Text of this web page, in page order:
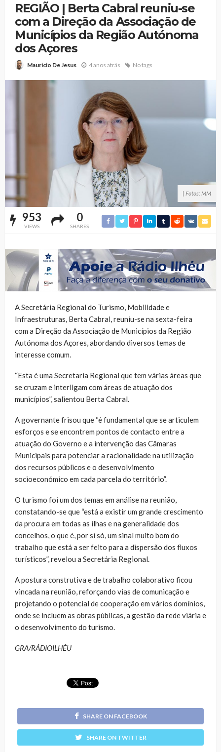
REGIÃO | Berta Cabral reuniu-se
com a Direção da Associação de
Municípios da Região Autónoma
dos Açores
Mauricio De Jesus 4 anos atrás No tags
| Fotos: MM
953
VIEWS
0
SHARES
A Secretária Regional do Turismo, Mobilidade e
Infraestruturas, Berta Cabral, reuniu-se na sexta-feira
com a Direção da Associação de Municípios da Região
Autónoma dos Açores, abordando diversos temas de
interesse comum.
“Esta é uma Secretaria Regional que tem várias áreas que
se cruzam e interligam com áreas de atuação dos
municípios”, salientou Berta Cabral.
A governante frisou que “é fundamental que se articulem
esforços e se encontrem pontos de contacto entre a
atuação do Governo e a intervenção das Câmaras
Municipais para potenciar a racionalidade na utilização
dos recursos públicos e o desenvolvimento
socioeconómico em cada parcela do território”.
O turismo foi um dos temas em análise na reunião,
constatando-se que “está a existir um grande crescimento
da procura em todas as ilhas e na generalidade dos
concelhos, o que é, por si só, um sinal muito bom do
trabalho que está a ser feito para a dispersão dos fluxos
turísticos”, revelou a Secretária Regional.
A postura construtiva e de trabalho colaborativo ficou
vincada na reunião, reforçando vias de comunicação e
projetando o potencial de cooperação em vários domínios,
onde se incluem as obras públicas, a gestão da rede viária e
o desenvolvimento do turismo.
GRA/RÁDIOILHÉU
SHARE ON FACEBOOK
SHARE ON TWITTER